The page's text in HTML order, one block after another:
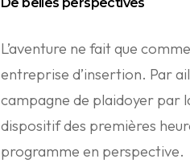
L’aventure ne fait que
entreprise d’insertion. Par
campagne de plaidoyer par
dispositif des premières
programme en perspective.